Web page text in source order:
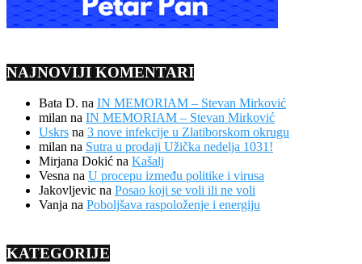
NAJNOVIJI KOMENTARI
Bata D. na IN MEMORIAM – Stevan Mirković
milan na IN MEMORIAM – Stevan Mirković
Uskrs na 3 nove infekcije u Zlatiborskom okrugu
milan na Sutra u prodaji Užička nedelja 1031!
Mirjana Dokić na Kašalj
Vesna na U procepu između politike i virusa
Jakovljevic na Posao koji se voli ili ne voli
Vanja na Poboljšava raspoloženje i energiju
KATEGORIJE